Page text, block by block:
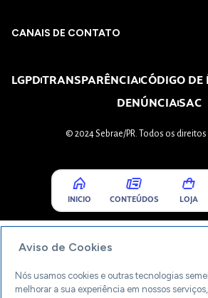
CANAIS DE CONTATO
LGPDTRANSPARÊNCIACÓDIGO DE
DENÚNCIASAC
© 2024 Sebrae/PR. Todos os
INICIO CONTEÚDOS LOJA
Aviso de Cookies
Nós usamos cookies e outras tecnologias
melhorar a sua experiência em nossos